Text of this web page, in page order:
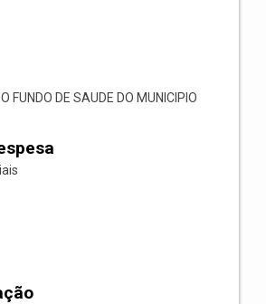
FUNDO DE SAUDE DO MUNICIPIO